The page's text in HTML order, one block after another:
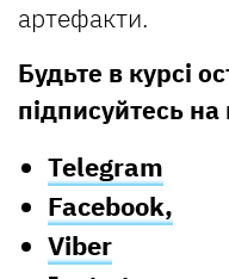
артефакти.
Будьте в курсі
підписуйтесь на
Telegram
Facebook,
Viber